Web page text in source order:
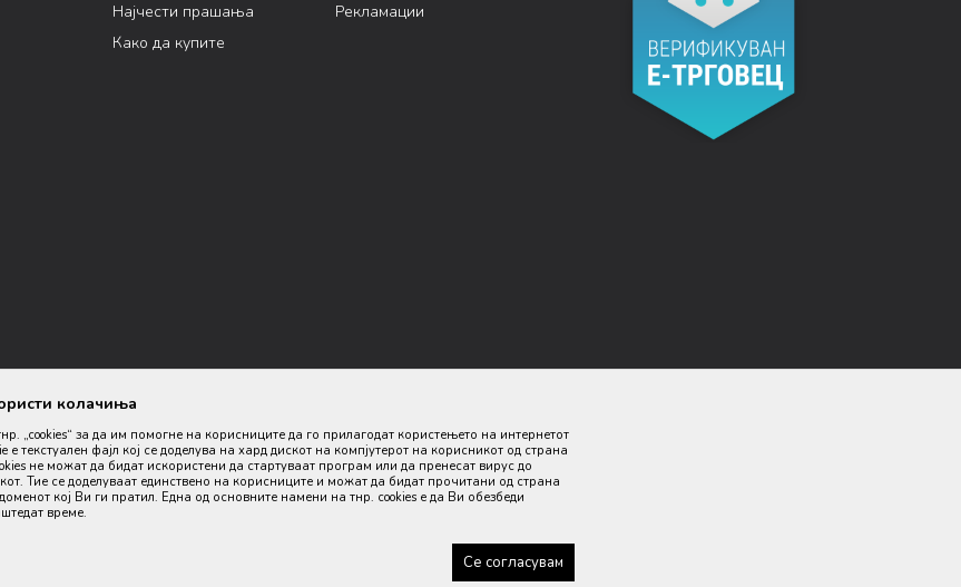
Најчести прашања
Како да купите
Рекламации
прикажување на слики и цени, но не можеме да гарантираме дека сите информации се комплетни и без грешка. Сите
. Сите права задржани.
колачиња
„cookies“ за да им помогне на корисниците да го прилагодат користењето на интернетот
е текстуален фајл кој се доделува на хард дискот на компјутерот на корисникот од страна
не можат да бидат искористени да стартуваат програм или да пренесат вирус до
Тие се доделуваат единствено на корисниците и можат да бидат прочитани од страна
кој Ви ги пратил. Една од основните намени на тнр. сookies е да Ви обезбеди
време.
Се согласувам